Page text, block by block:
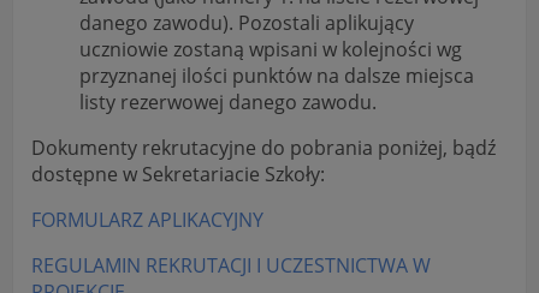
danego zawodu). Pozostali aplikujący
uczniowie zostaną wpisani w kolejności wg
przyznanej ilości punktów na dalsze miejsca
listy rezerwowej danego zawodu.
Dokumenty rekrutacyjne do pobrania poniżej, bądź
dostępne w Sekretariacie Szkoły:
FORMULARZ APLIKACYJNY
REGULAMIN REKRUTACJI I UCZESTNICTWA W
"Nasza szkoła" > "Bezpieczeństwo"